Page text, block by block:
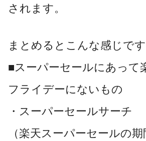
されます。
まとめるとこんな感じです
■スーパーセールにあって
フライデーにないもの
・スーパーセールサーチ
（楽天スーパーセールの